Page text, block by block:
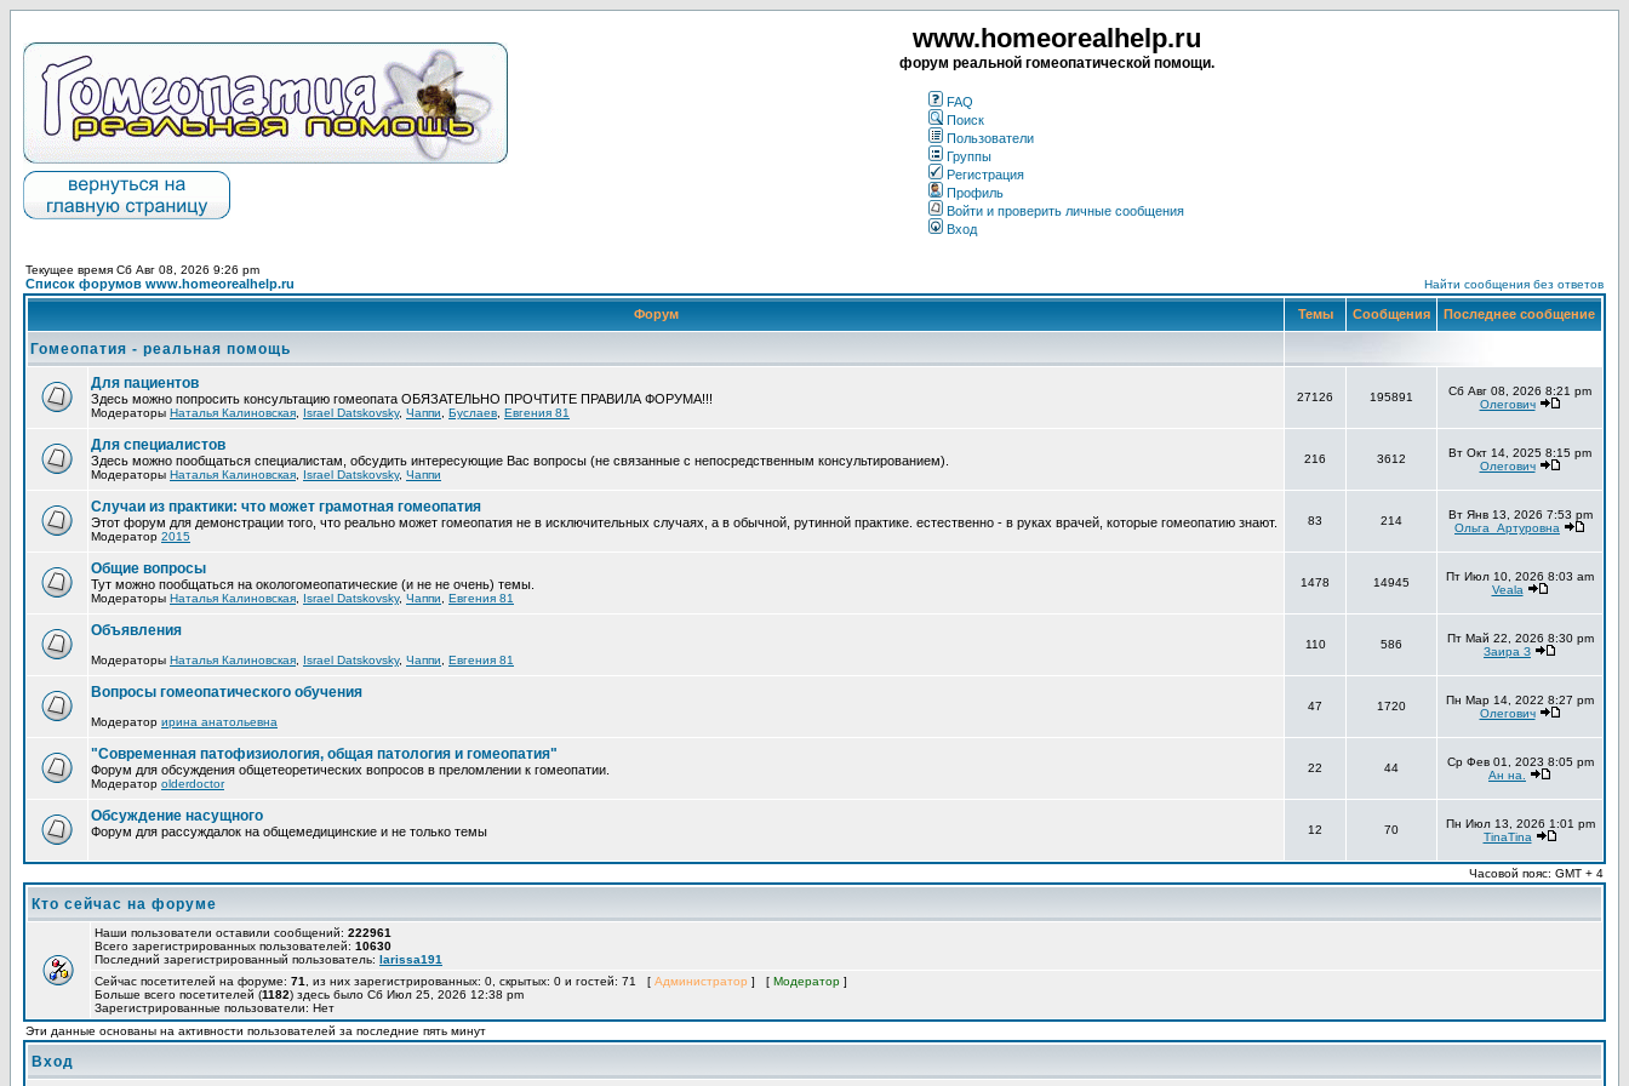
www.homeorealhelp.ru
форум реальной гомеопатической помощи.
FAQ
Поиск
Пользователи
Группы
Регистрация
Профиль
Войти и проверить личные сообщения
Вход
Текущее время Сб Авг 08, 2026 9:26 pm
Список форумов www.homeorealhelp.ru Найти сообщения без ответов
Форум Темы Сообщения Последнее сообщение
Гомеопатия - реальная помощь
Для пациентов
Здесь можно попросить консультацию гомеопата ОБЯЗАТЕЛЬНО ПРОЧТИТЕ ПРАВИЛА ФОРУМА!!!
Модераторы Наталья Калиновская Israel Datskovsky, Чаппи Буслаев Евгения 81
27126 195891
Сб Авг 08, 2026 8:21 pm
Олегович
Для специалистов
Здесь можно пообщаться специалистам, обсудить интересующие Вас вопросы (не связанные с непосредственным консультированием).
Модераторы Наталья Калиновская Israel Datskovsky, Чаппи
216 3612
Вт Окт 14, 2025 8:15 pm
Олегович
Случаи из практики: что может грамотная гомеопатия
Этот форум для демонстрации того, что реально может гомеопатия не в исключительных случаях, а в обычной, рутинной практике. естественно - в руках врачей, которые гомеопатию знают.
Модератор 2015
83 214
Вт Янв 13, 2026 7:53 pm
Ольга_Артуровна
Общие вопросы
Тут можно пообщаться на окологомеопатические (и не не очень) темы.
Модераторы Наталья Калиновская Israel Datskovsky, Чаппи Евгения 81
1478 14945
Пт Июл 10, 2026 8:03 am
Veala
Объявления
Модераторы Наталья Калиновская Israel Datskovsky, Чаппи Евгения 81
110 586
Пт Май 22, 2026 8:30 pm
Заира З
Вопросы гомеопатического обучения
Модератор ирина анатольевна
47 1720
Пн Мар 14, 2022 8:27 pm
Олегович
"Современная патофизиология, общая патология и гомеопатия"
Форум для обсуждения общетеоретических вопросов в преломлении к гомеопатии.
Модератор olderdoctor
22 44
Ср Фев 01, 2023 8:05 pm
Ан на.
Обсуждение насущного
Форум для рассуждалок на общемедицинские и не только темы 12 70
Пн Июл 13, 2026 1:01 pm
TinaTina
Часовой пояс: GMT + 4
Кто сейчас на форуме
Наши пользователи оставили сообщений: 222961
Всего зарегистрированных пользователей: 10630
Последний зарегистрированный пользователь: larissa191
Сейчас посетителей на форуме: 71 , из них зарегистрированных: 0, скрытых: 0 и гостей: 71 [ Администратор ] [ Модератор ]
Больше всего посетителей (1182) здесь было Сб Июл 25, 2026 12:38 pm
Зарегистрированные пользователи: Нет
Эти данные основаны на активности пользователей за последние пять минут
Вход